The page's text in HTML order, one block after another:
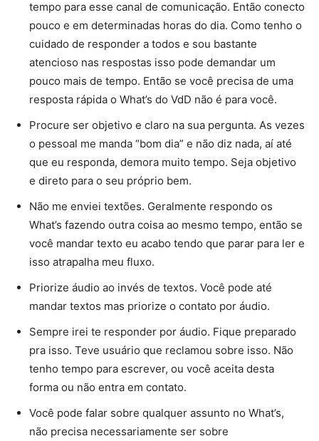
tempo para esse canal de comunicação. Então conecto
pouco e em determinadas horas do dia. Como tenho o
cuidado de responder a todos e sou bastante
atencioso nas respostas isso pode demandar um
pouco mais de tempo. Então se você precisa de uma
resposta rápida o What’s do VdD não é para você.
Procure ser objetivo e claro na sua pergunta. As vezes
o pessoal me manda “bom dia” e não diz nada, aí até
que eu responda, demora muito tempo. Seja objetivo
e direto para o seu próprio bem.
Não me enviei textões. Geralmente respondo os
What’s fazendo outra coisa ao mesmo tempo, então se
você mandar texto eu acabo tendo que parar para ler e
isso atrapalha meu fluxo.
Priorize áudio ao invés de textos. Você pode até
mandar textos mas priorize o contato por áudio.
Sempre irei te responder por áudio. Fique preparado
pra isso. Teve usuário que reclamou sobre isso. Não
tenho tempo para escrever, ou você aceita desta
forma ou não entra em contato.
Você pode falar sobre qualquer assunto no What’s,
não precisa necessariamente ser sobre